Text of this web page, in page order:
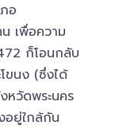
อ
เพื่อความ
ก็โอนกลับ
ขนง (ซึ่งได้
หวัดพระนคร
อยู่ใกล้กัน